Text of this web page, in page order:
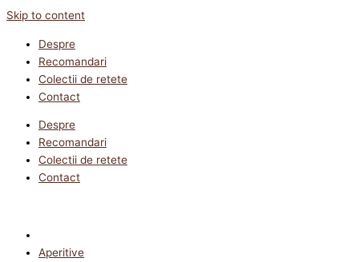
Skip to content
Despre
Recomandari
Colectii de retete
Contact
Despre
Recomandari
Colectii de retete
Contact
Aperitive